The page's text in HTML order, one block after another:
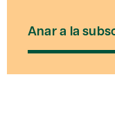
Anar a la